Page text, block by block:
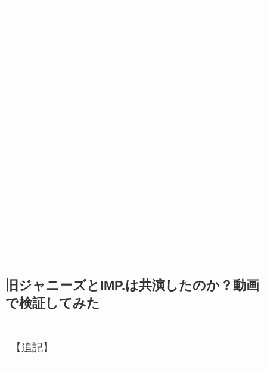
旧ジャニーズとIMP.は共演したのか？動画
で検証してみた
【追記】